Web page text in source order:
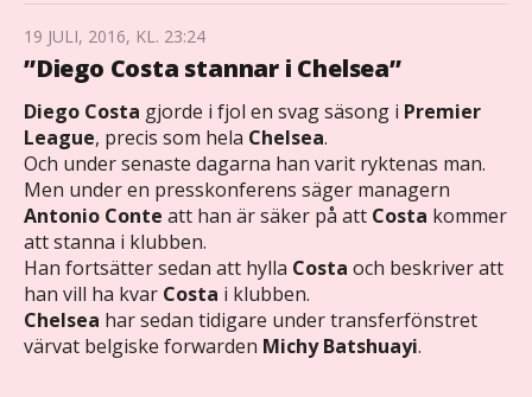
19 JULI, 2016, KL. 23:24
”Diego Costa stannar i Chelsea”
Diego Costa gjorde i fjol en svag säsong i Premier
League, precis som hela Chelsea.
Och under senaste dagarna han varit ryktenas man.
Men under en presskonferens säger managern
Antonio Conte att han är säker på att Costa kommer
att stanna i klubben.
Han fortsätter sedan att hylla Costa och beskriver att
han vill ha kvar Costa i klubben.
Chelsea har sedan tidigare under transferfönstret
värvat belgiske forwarden Michy Batshuayi.